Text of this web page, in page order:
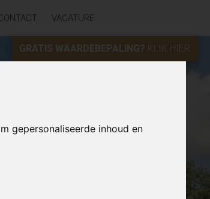
gepersonaliseerde inhoud en
VACATURE
GRATIS WAARDEBEPALING? KLIK HIER